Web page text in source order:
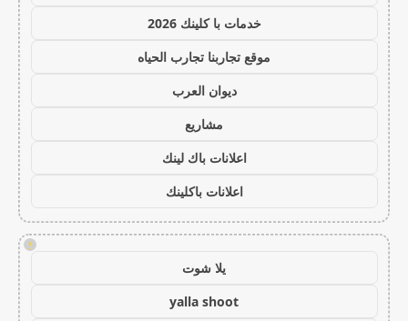
خدمات با كلينك 2026
موقع تجاربنا تجارب الحياه
ديوان العرب
مشاريع
اعلانات باك لينك
اعلانات باكلينك
!
يلا شوت
yalla shoot